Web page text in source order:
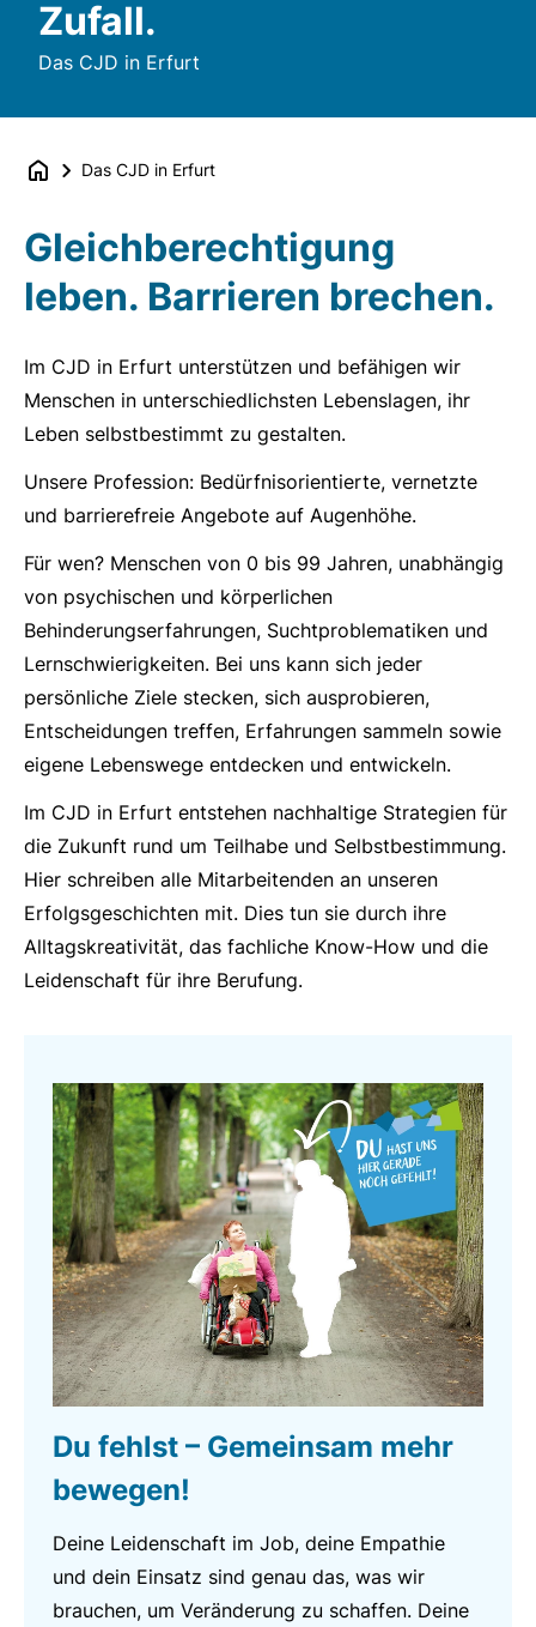
Zufall.
Das CJD in Erfurt
Das CJD in Erfurt
Gleichberechtigung
leben. Barrieren brechen.
Im CJD in Erfurt unterstützen und befähigen wir
Menschen in unterschiedlichsten Lebenslagen, ihr
Leben selbstbestimmt zu gestalten.
Unsere Profession: Bedürfnisorientierte, vernetzte
und barrierefreie Angebote auf Augenhöhe.
Für wen? Menschen von 0 bis 99 Jahren, unabhängig
von psychischen und körperlichen
Behinderungserfahrungen, Suchtproblematiken und
Lernschwierigkeiten. Bei uns kann sich jeder
persönliche Ziele stecken, sich ausprobieren,
Entscheidungen treffen, Erfahrungen sammeln sowie
eigene Lebenswege entdecken und entwickeln.
Im CJD in Erfurt entstehen nachhaltige Strategien für
die Zukunft rund um Teilhabe und Selbstbestimmung.
Hier schreiben alle Mitarbeitenden an unseren
Erfolgsgeschichten mit. Dies tun sie durch ihre
Alltagskreativität, das fachliche Know-How und die
Leidenschaft für ihre Berufung.
Du fehlst – Gemeinsam mehr
bewegen!
Deine Leidenschaft im Job, deine Empathie
und dein Einsatz sind genau das, was wir
brauchen, um Veränderung zu schaffen. Deine